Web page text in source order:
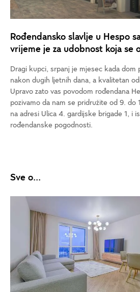
Rođendansko slavlje u Hespo
vrijeme je za udobnost koja se
Dragi kupci, srpanj je mjesec kada dom
nakon dugih ljetnih dana, a kvalitetan
Upravo zato vas povodom rođendana
pozivamo da nam se pridružite od 9. do
na adresi Ulica 4. gardijske brigade 1, i
rođendanske pogodnosti.
Sve o...